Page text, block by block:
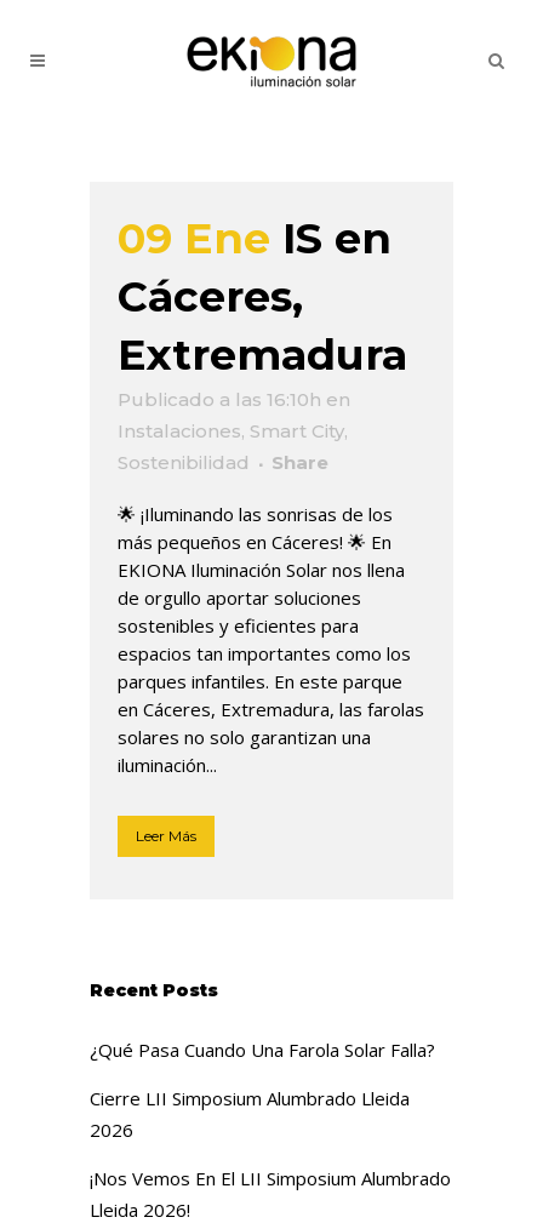
09 Ene IS en
Cáceres,
Extremadura
Publicado a las 16:10h en
Instalaciones, Smart City,
Sostenibilidad
Share
🌟 ¡Iluminando las sonrisas de los
más pequeños en Cáceres! 🌟 En
EKIONA Iluminación Solar nos llena
de orgullo aportar soluciones
sostenibles y eficientes para
espacios tan importantes como los
parques infantiles. En este parque
en Cáceres, Extremadura, las farolas
solares no solo garantizan una
iluminación...
Leer Más
Recent Posts
¿Qué Pasa Cuando Una Farola Solar Falla?
Cierre LII Simposium Alumbrado Lleida
2026
¡Nos Vemos En El LII Simposium Alumbrado
Lleida 2026!